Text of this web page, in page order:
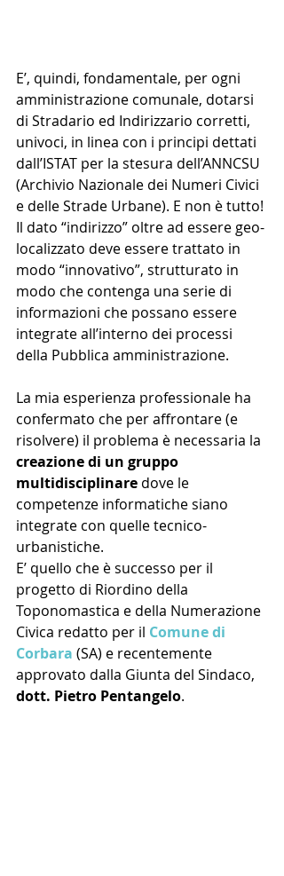
E’, quindi, fondamentale, per ogni
amministrazione comunale, dotarsi
di Stradario ed Indirizzario corretti,
univoci, in linea con i principi dettati
dall’ISTAT per la stesura dell’ANNCSU
(Archivio Nazionale dei Numeri Civici
e delle Strade Urbane). E non è tutto!
Il dato “indirizzo” oltre ad essere geo-
localizzato deve essere trattato in
modo “innovativo”, strutturato in
modo che contenga una serie di
informazioni che possano essere
integrate all’interno dei processi
della Pubblica amministrazione.
La mia esperienza professionale ha
confermato che per affrontare (e
risolvere) il problema è necessaria la
creazione di un gruppo
multidisciplinare dove le
competenze informatiche siano
integrate con quelle tecnico-
urbanistiche.
E’ quello che è successo per il
progetto di Riordino della
Toponomastica e della Numerazione
Civica redatto per il Comune di
Corbara (SA) e recentemente
approvato dalla Giunta del Sindaco,
dott. Pietro Pentangelo.